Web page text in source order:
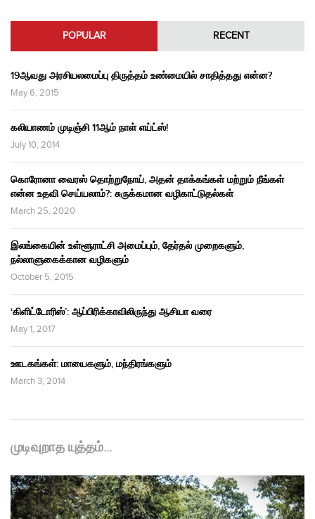
POPULAR RECENT
19ஆவது அரசியலமைப்பு திருத்தம் உண்மையில் சாதித்தது என்ன?
May 6, 2015
கலியாணம் முடிஞ்சி 11ஆம் நாள் எய்ட்ஸ்!
July 10, 2014
கொரோனா வைரஸ் தொற்றுநோய், அதன் தாக்கங்கள் மற்றும் நீங்கள்
என்ன உதவி செய்யலாம்?: சுருக்கமான வழிகாட்டுதல்கள்
March 25, 2020
இலங்கையின் உள்ளூராட்சி அமைப்பும், தேர்தல் முறைகளும்,
நல்லாளுகைக்கான வழிகளும்
October 5, 2015
‘கிளிட்டோரிஸ்’: ஆப்பிரிக்காவிலிருந்து ஆசியா வரை
May 1, 2017
ஊடகங்கள்: மாயைகளும், மந்திரங்களும்
March 3, 2014
முடிவுறாத யுத்தம்…